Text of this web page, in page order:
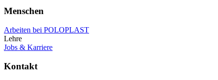
Menschen
Arbeiten bei POLOPLAST
Lehre
Jobs & Karriere
Kontakt